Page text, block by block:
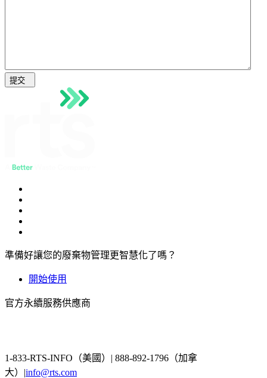
提交
準備好讓您的廢棄物管理更智慧化了嗎？
開始使用
官方永續服務供應商
1-833-RTS-INFO（美國）| 888-892-1796（加拿
大）|info@rts.com